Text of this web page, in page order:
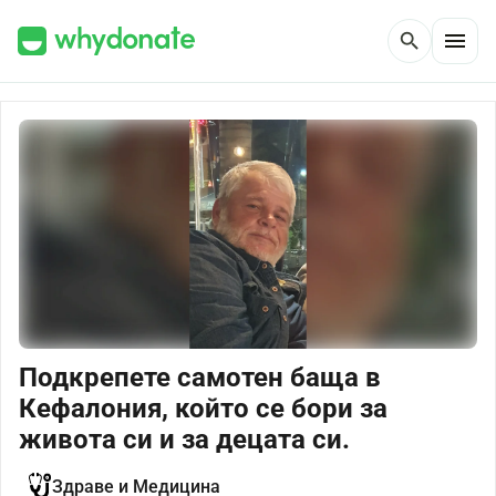
search menu
Подкрепете самотен баща в
Кефалония, който се бори за
живота си и за децата си.
Здраве и Медицина